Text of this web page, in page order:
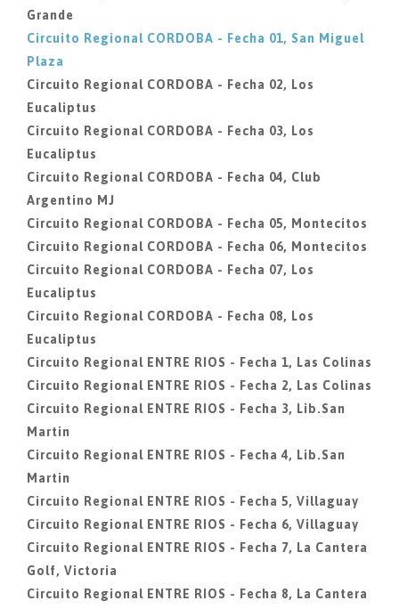
Grande
Circuito Regional CORDOBA - Fecha 01, San Miguel
Plaza
Circuito Regional CORDOBA - Fecha 02, Los
Eucaliptus
Circuito Regional CORDOBA - Fecha 03, Los
Eucaliptus
Circuito Regional CORDOBA - Fecha 04, Club
Argentino MJ
Circuito Regional CORDOBA - Fecha 05, Montecitos
Circuito Regional CORDOBA - Fecha 06, Montecitos
Circuito Regional CORDOBA - Fecha 07, Los
Eucaliptus
Circuito Regional CORDOBA - Fecha 08, Los
Eucaliptus
Circuito Regional ENTRE RIOS - Fecha 1, Las Colinas
Circuito Regional ENTRE RIOS - Fecha 2, Las Colinas
Circuito Regional ENTRE RIOS - Fecha 3, Lib.San
Martin
Circuito Regional ENTRE RIOS - Fecha 4, Lib.San
Martin
Circuito Regional ENTRE RIOS - Fecha 5, Villaguay
Circuito Regional ENTRE RIOS - Fecha 6, Villaguay
Circuito Regional ENTRE RIOS - Fecha 7, La Cantera
Golf, Victoria
Circuito Regional ENTRE RIOS - Fecha 8, La Cantera